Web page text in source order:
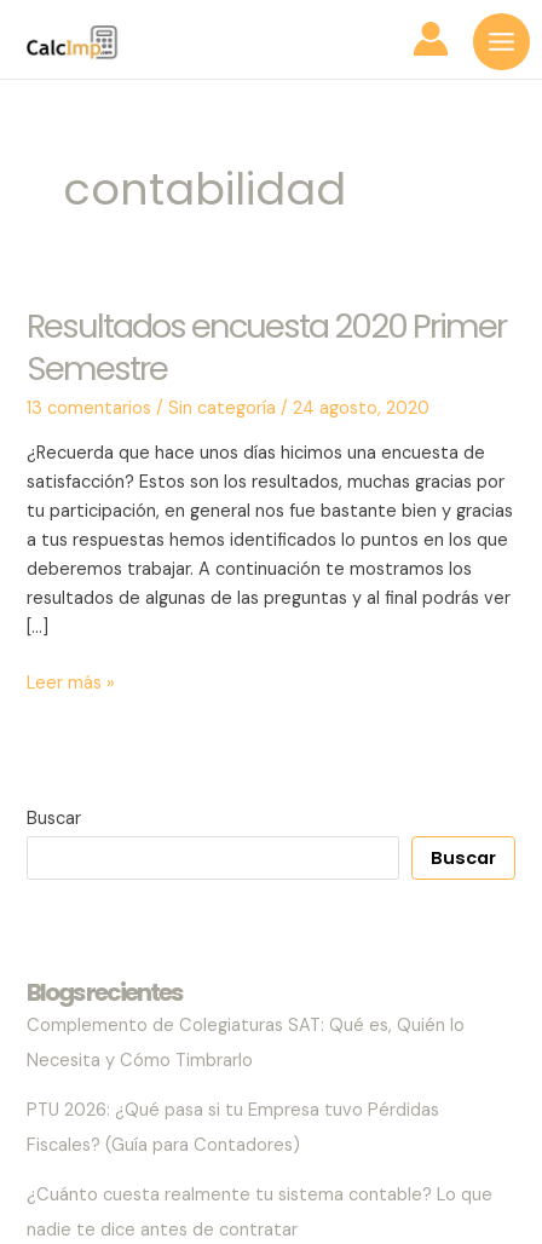
contabilidad
Resultados encuesta 2020 Primer
Semestre
13 comentarios /Sin categoría /24 agosto, 2020
¿Recuerda que hace unos días hicimos una encuesta de
satisfacción? Estos son los resultados, muchas gracias por
tu participación, en general nos fue bastante bien y gracias
a tus respuestas hemos identificados lo puntos en los que
deberemos trabajar. A continuación te mostramos los
resultados de algunas de las preguntas y al final podrás ver
[…]
Resultados
2020
Primer
Leer más »
Buscar
Buscar
Blogs recientes
Complemento de Colegiaturas SAT: Qué es, Quién lo
Necesita y Cómo Timbrarlo
PTU 2026: ¿Qué pasa si tu Empresa tuvo Pérdidas
Fiscales? (Guía para Contadores)
¿Cuánto cuesta realmente tu sistema contable? Lo que
nadie te dice antes de contratar